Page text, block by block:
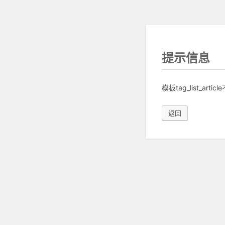
提示信息
模板tag_list_article
返回